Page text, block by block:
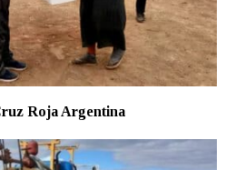
Roja Argentina